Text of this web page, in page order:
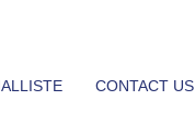
CONTACT US